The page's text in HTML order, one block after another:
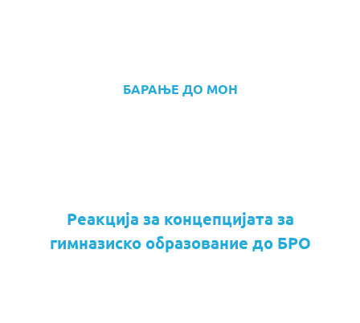
БАРАЊЕ ДО МОН
Реакција за концепцијата за
гимназиско образование до БРО